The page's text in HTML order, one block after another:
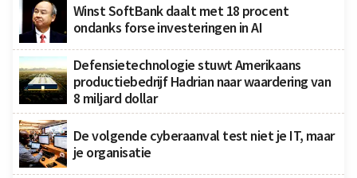
Winst SoftBank daalt met 18 procent
ondanks forse investeringen in AI
Defensietechnologie stuwt Amerikaans
productiebedrijf Hadrian naar waardering van
8 miljard dollar
De volgende cyberaanval test niet je IT, maar
je organisatie